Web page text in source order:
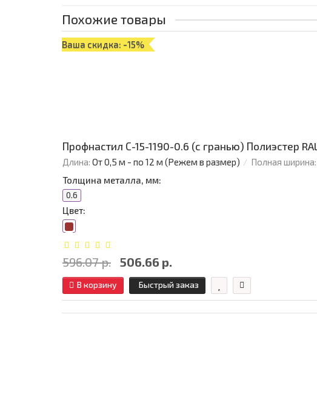
Похожие товары
Ваша скидка: -15%
Профнастил С-15-1190-0.6 (с гранью) Полиэстер
Длина: От 0,5 м - по 12 м (Режем в размер) Полная ширина:
Толщина металла, мм:
0.6
Цвет:
596.07 р. 506.66 р.
В корзину Быстрый заказ